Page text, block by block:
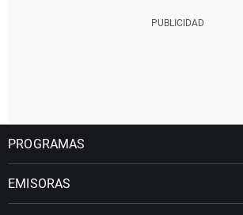
PROGRAMAS
EMISORAS